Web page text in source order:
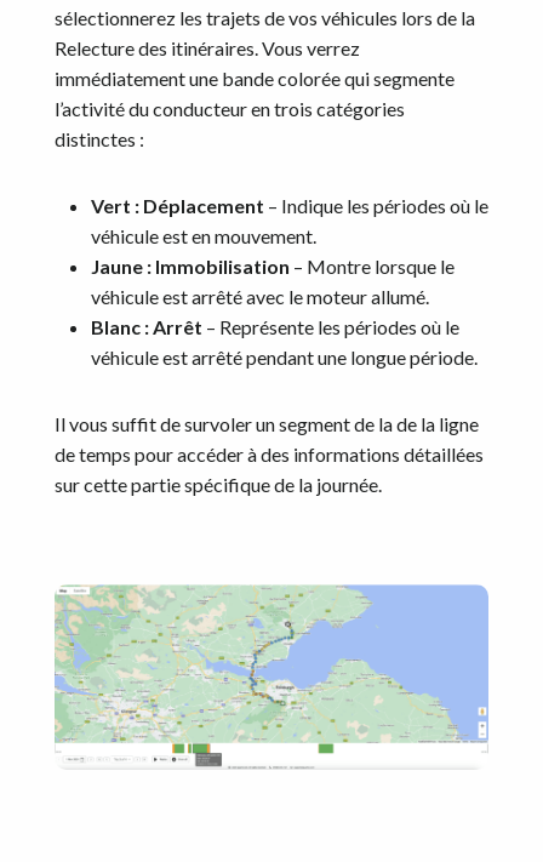
sélectionnerez les trajets de vos véhicules lors de la
Relecture des itinéraires. Vous verrez
immédiatement une bande colorée qui segmente
l’activité du conducteur en trois catégories
distinctes :
Vert : Déplacement – Indique les périodes où le
véhicule est en mouvement.
Jaune : Immobilisation – Montre lorsque le
véhicule est arrêté avec le moteur allumé.
Blanc : Arrêt – Représente les périodes où le
véhicule est arrêté pendant une longue période.
Il vous suffit de survoler un segment de la de la ligne
de temps pour accéder à des informations détaillées
sur cette partie spécifique de la journée.